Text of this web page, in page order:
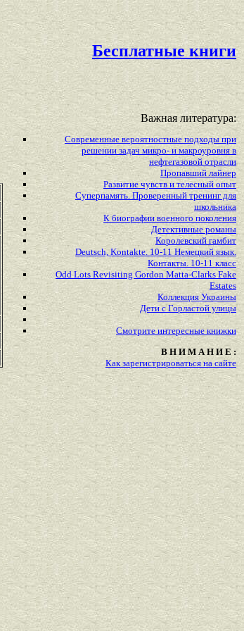
Бесплатные книги
Важная литература:
Современные вероятностные подходы при
решении задач микро- и макроуровня в
нефтегазовой отрасли
Пропавший лайнер
Развитие чувств и телесный опыт
Суперпамять. Проверенный тренинг для
школьника
К биографии военного поколения
Детективные романы
Королевский гамбит
Deutsch, Kontakte. 10-11 Немецкий язык.
Контакты. 10-11 класс
Odd Lots Revisiting Gordon Matta-Clarks Fake
Estates
Коллекция Украины
Дети с Горластой улицы
Смотритеинтересные книжки
В Н И М А Н И Е :
Как зарегистрироваться на сайте